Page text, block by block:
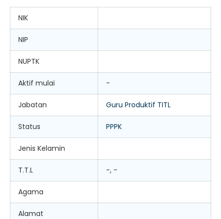
NIK
NIP
NUPTK
Aktif mulai -
Jabatan Guru Produktif TITL
Status PPPK
Jenis Kelamin
T.T.L -, -
Agama
Alamat